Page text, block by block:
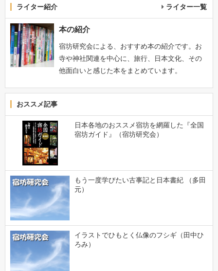
ライター紹介 ライター一覧
本の紹介
宿坊研究会による、おすすめ本の紹介です。お
寺や神社関連を中心に、旅行、日本文化、その
他面白いと感じた本をまとめています。
おススメ記事
日本各地のおススメ宿坊を網羅した『全国
宿坊ガイド』（宿坊研究会）
もう一度学びたい古事記と日本書紀 （多田
元）
イラストでひもとく仏像のフシギ（田中ひ
ろみ）